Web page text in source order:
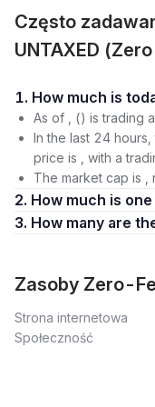
Często
UNTAXED
1. How
As of , () is trading
In the last 24
price is , with a
The market cap is ,
2. How much is one
3. How many
Zasoby Zero-
Strona internetowa
Społeczność